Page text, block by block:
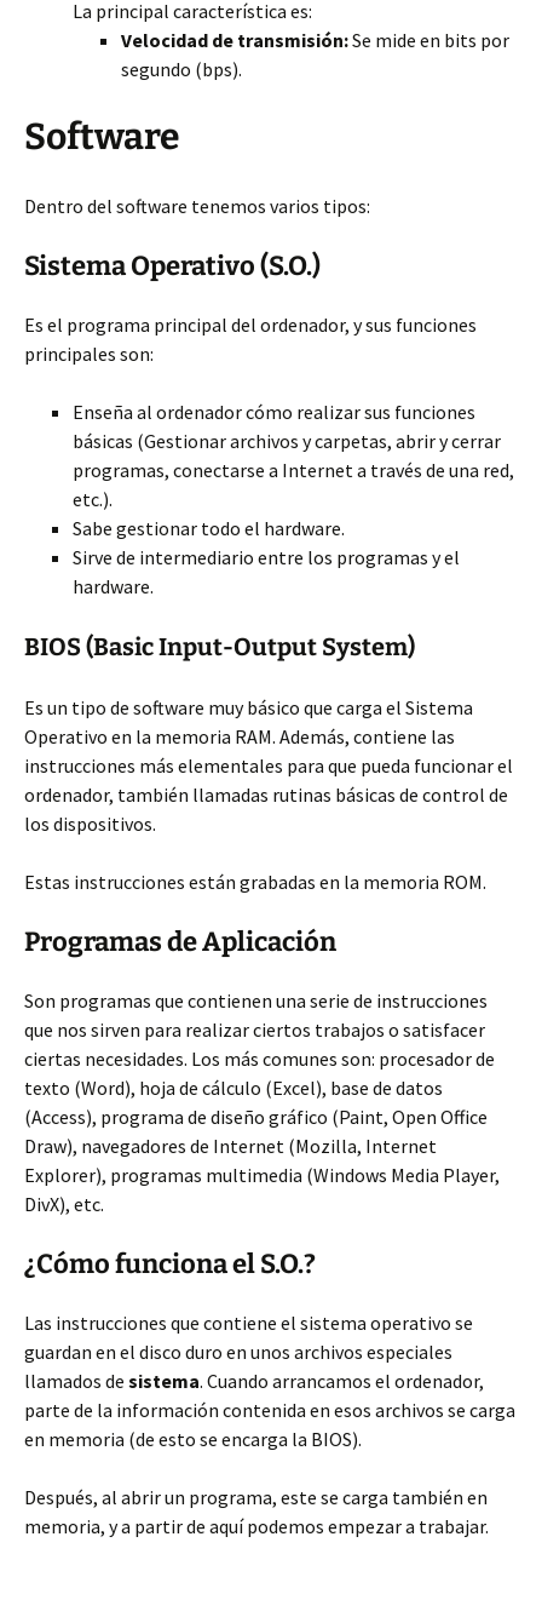
La principal característica es:
Velocidad de transmisión:Se mide en bits por
segundo (bps).
Software
Dentro del software tenemos varios tipos:
Sistema Operativo (S.O.)
Es el programa principal del ordenador, y sus funciones
principales son:
Enseña al ordenador cómo realizar sus funciones
básicas (Gestionar archivos y carpetas, abrir y cerrar
programas, conectarse a Internet a través de una red,
etc.).
Sabe gestionar todo el hardware.
Sirve de intermediario entre los programas y el
hardware.
BIOS (Basic Input-Output System)
Es un tipo de software muy básico que carga el Sistema
Operativo en la memoria RAM. Además, contiene las
instrucciones más elementales para que pueda funcionar el
ordenador, también llamadas rutinas básicas de control de
los dispositivos.
Estas instrucciones están grabadas en la memoria ROM.
Programas de Aplicación
Son programas que contienen una serie de instrucciones
que nos sirven para realizar ciertos trabajos o satisfacer
ciertas necesidades. Los más comunes son: procesador de
texto (Word), hoja de cálculo (Excel), base de datos
(Access), programa de diseño gráfico (Paint, Open Office
Draw), navegadores de Internet (Mozilla, Internet
Explorer), programas multimedia (Windows Media Player,
DivX), etc.
¿Cómo funciona el S.O.?
Las instrucciones que contiene el sistema operativo se
guardan en el disco duro en unos archivos especiales
llamados de sistema. Cuando arrancamos el ordenador,
parte de la información contenida en esos archivos se carga
en memoria (de esto se encarga la BIOS).
Después, al abrir un programa, este se carga también en
memoria, y a partir de aquí podemos empezar a trabajar.